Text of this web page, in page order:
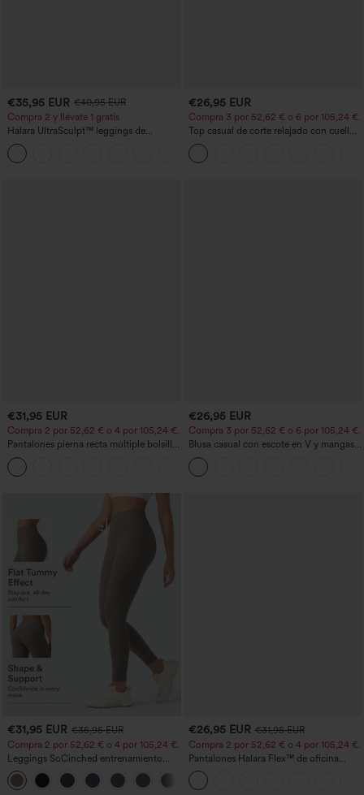
€35,95 EUR €40,95 EUR
Compra 2 y llévate 1 gratis
Halara UltraSculpt™ leggings de
entrenamiento moldeadores de talle alto
con fruncido trasero que realza los
glúteos, control de abdomen y bolsillos
€26,95 EUR
Compra 3 por 52,62 € o 6 por 105,24 €.
Top casual de corte relajado con cuello
redondo y mangas murciélago.
€31,95 EUR
Compra 2 por 52,62 € o 4 por 105,24 €.
Pantalones pierna recta múltiple bolsillo
botón tiro alto
€26,95 EUR
Compra 3 por 52,62 € o 6 por 105,24 €.
Blusa casual con escote en V y mangas
cortas abullonadas
€31,95 EUR €35,95 EUR
Compra 2 por 52,62 € o 4 por 105,24 €.
Leggings SoCinched entrenamiento
moldeador abdomen bolsillo lateral tiro
alto
€26,95 EUR €31,95 EUR
Compra 2 por 52,62 € o 4 por 105,24 €.
Pantalones Halara Flex™ de oficina
anchos plisados de tiro alto con bolsillos
en tela tipo gofre